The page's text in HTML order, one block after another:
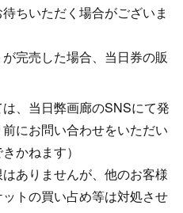
ちいただく場合がございま
完売した場合、当日券の販
、当日弊画廊のSNSにて発
にお問い合わせをいただい
かねます）
ありませんが、他のお客様
トの買い占め等は対処させ